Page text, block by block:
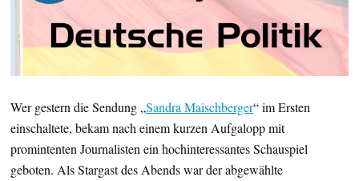
Wer gestern die Sendung „Sandra Maischberger“ im Ersten
einschaltete, bekam nach einem kurzen Aufgalopp mit
promintenten Journalisten ein hochinteressantes Schauspiel
geboten. Als Stargast des Abends war der abgewählte